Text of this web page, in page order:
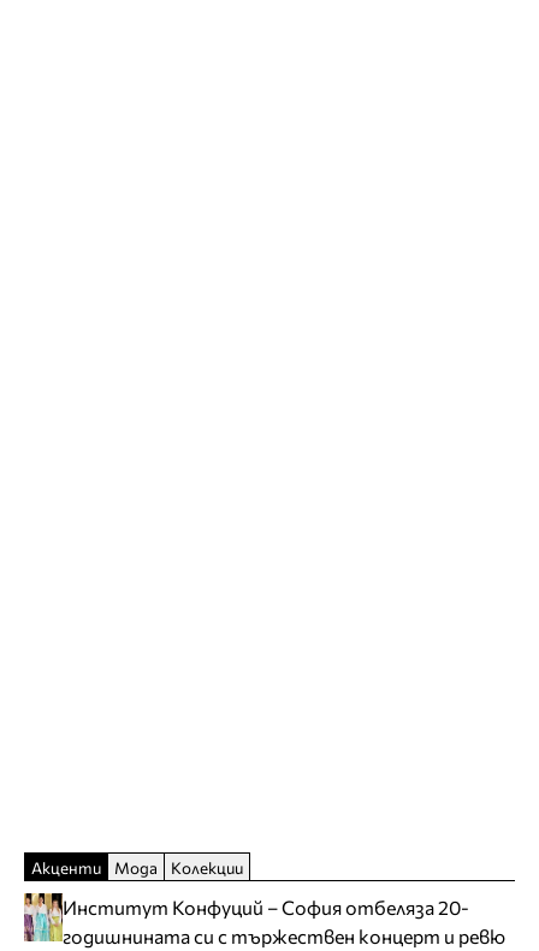
Акценти Мода Колекции
Институт Конфуций – София отбеляза 20-
годишнината си с тържествен концерт и ревю